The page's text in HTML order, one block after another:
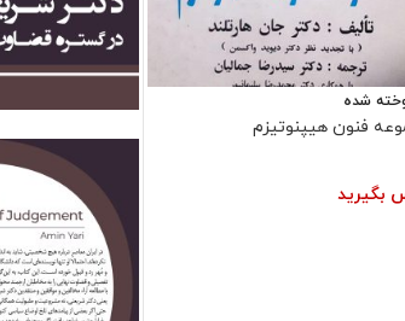
شده
فنون هیپنوتیزم
بگیرید